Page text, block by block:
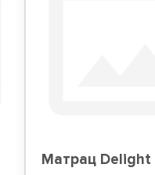
Матрац Delight